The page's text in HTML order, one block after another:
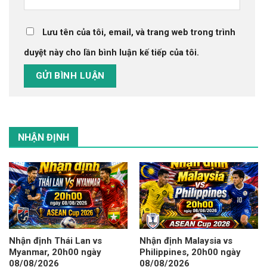
Lưu tên của tôi, email, và trang web trong trình
duyệt này cho lần bình luận kế tiếp của tôi.
NHẬN ĐỊNH
Nhận định Thái Lan vs
Myanmar, 20h00 ngày
08/08/2026
Nhận định Malaysia vs
Philippines, 20h00 ngày
08/08/2026